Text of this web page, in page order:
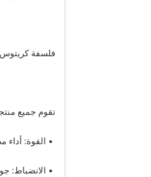
فلسفة كريتوس
تقوم جميع
• القوة: أداء
• الانضباط: